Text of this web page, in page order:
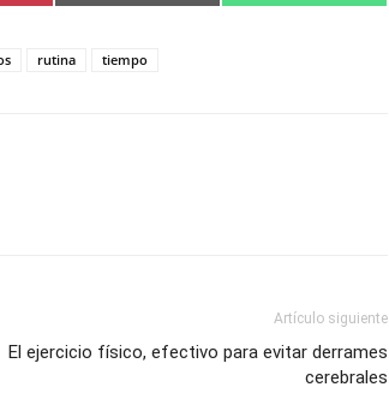
rutina tiempo
Artículo siguiente
El ejercicio físico, efectivo para evitar derrames
cerebrales